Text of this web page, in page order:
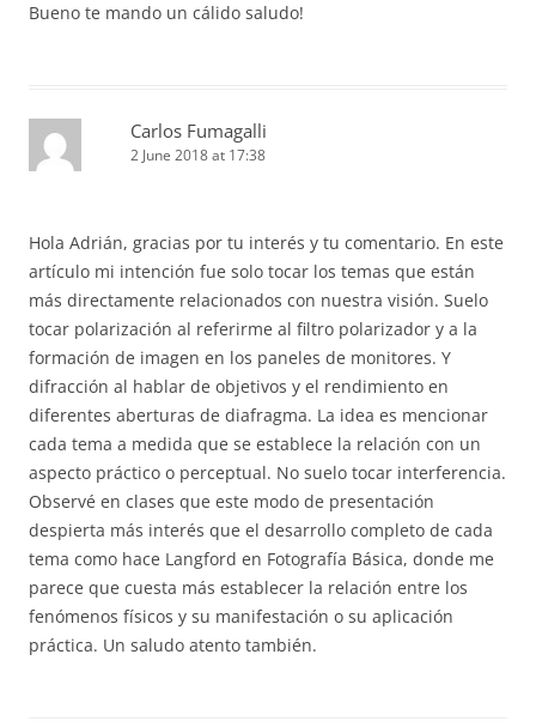
Bueno te mando un cálido saludo!
Carlos Fumagalli
2 June 2018 at 17:38
Hola Adrián, gracias por tu interés y tu comentario. En este
artículo mi intención fue solo tocar los temas que están
más directamente relacionados con nuestra visión. Suelo
tocar polarización al referirme al filtro polarizador y a la
formación de imagen en los paneles de monitores. Y
difracción al hablar de objetivos y el rendimiento en
diferentes aberturas de diafragma. La idea es mencionar
cada tema a medida que se establece la relación con un
aspecto práctico o perceptual. No suelo tocar interferencia.
Observé en clases que este modo de presentación
despierta más interés que el desarrollo completo de cada
tema como hace Langford en Fotografía Básica, donde me
parece que cuesta más establecer la relación entre los
fenómenos físicos y su manifestación o su aplicación
práctica. Un saludo atento también.